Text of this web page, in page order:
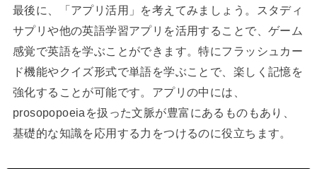
最後に、「アプリ活用」を考えてみましょう。スタディ
サプリや他の英語学習アプリを活用することで、ゲーム
感覚で英語を学ぶことができます。特にフラッシュカー
ド機能やクイズ形式で単語を学ぶことで、楽しく記憶を
強化することが可能です。アプリの中には、
prosopopoeiaを扱った文脈が豊富にあるものもあり、
基礎的な知識を応用する力をつけるのに役立ちます。